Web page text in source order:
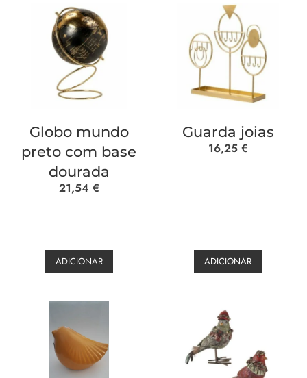
Globo mundo
preto com base
dourada
21,54 €
ADICIONAR
Guarda joias
16,25 €
ADICIONAR